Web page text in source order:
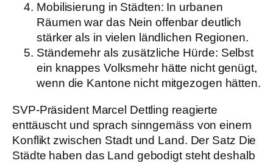
Mobilisierung in Städten: In urbanen
Räumen war das Nein offenbar deutlich
stärker als in vielen ländlichen Regionen.
Ständemehr als zusätzliche Hürde: Selbst
ein knappes Volksmehr hätte nicht genügt,
wenn die Kantone nicht mitgezogen hätten.
SVP-Präsident Marcel Dettling reagierte
enttäuscht und sprach sinngemäss von einem
Konflikt zwischen Stadt und Land. Der Satz Die
Städte haben das Land gebodigt steht deshalb